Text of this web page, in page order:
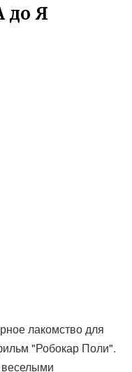
до Я
лакомство для
"Робокар Поли".
веселыми